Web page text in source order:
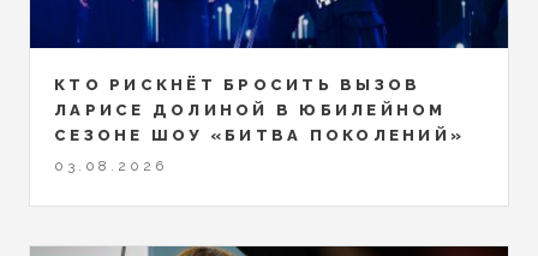
КТО РИСКНЁТ БРОСИТЬ ВЫЗОВ
ЛАРИСЕ ДОЛИНОЙ В ЮБИЛЕЙНОМ
СЕЗОНЕ ШОУ «БИТВА ПОКОЛЕНИЙ»
03.08.2026